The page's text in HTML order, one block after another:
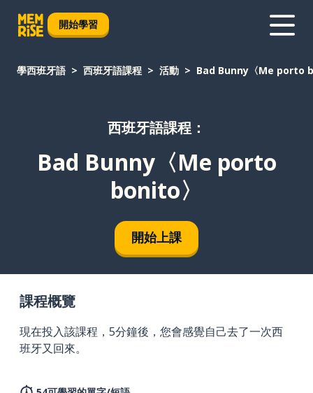
開始學習
學西班牙語 西班牙語課程 活動 Bad Bunny〈Me porto
西班牙語課程：
Bad Bunny〈Me porto
bonito〉
開始上課
課程概覽
現在投入該課程，5分鐘後，您會感覺自己去了一次西
班牙又回來。